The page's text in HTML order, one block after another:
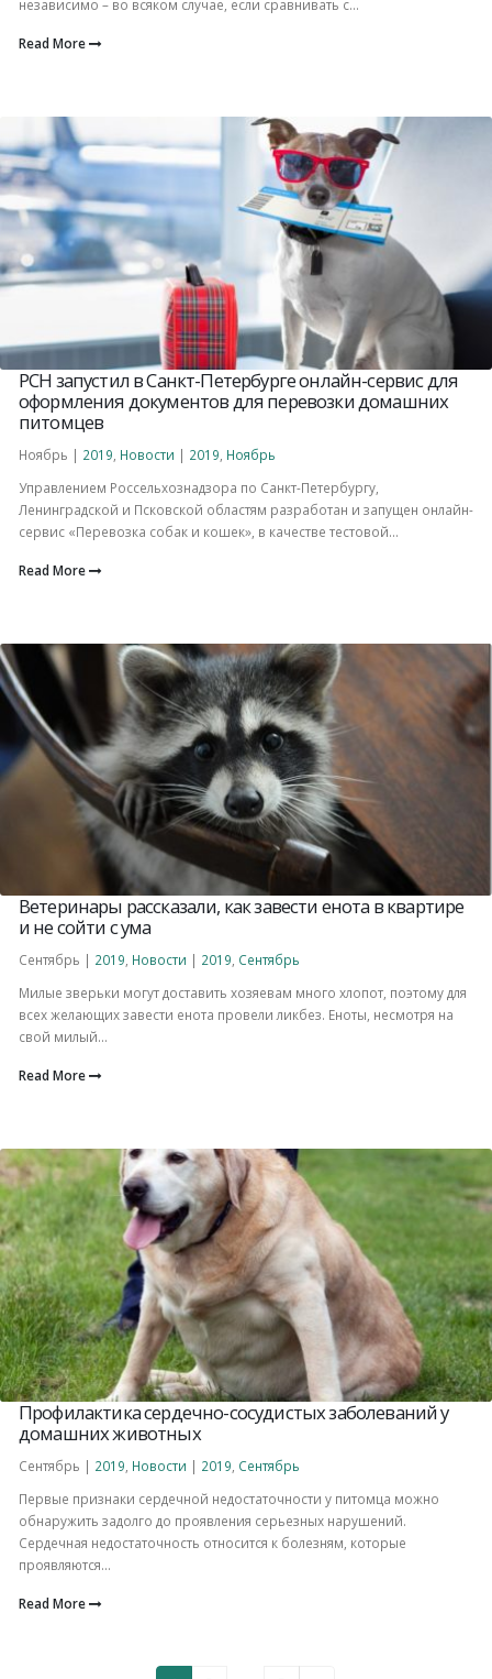
независимо – во всяком случае, если сравнивать с...
Read More
РСН запустил в Санкт-Петербурге онлайн-сервис для
оформления документов для перевозки домашних
питомцев
Ноябрь | 2019 Новости | 2019 Ноябрь
Управлением Россельхознадзора по Санкт-Петербургу,
Ленинградской и Псковской областям разработан и запущен онлайн-
сервис «Перевозка собак и кошек», в качестве тестовой...
Read More
Ветеринары рассказали, как завести енота в квартире
и не сойти с ума
Сентябрь | 2019, Новости | 2019, Сентябрь
Милые зверьки могут доставить хозяевам много хлопот, поэтому для
всех желающих завести енота провели ликбез. Еноты, несмотря на
свой милый...
Read More
Профилактика сердечно-сосудистых заболеваний у
домашних животных
Сентябрь | 2019, Новости | 2019, Сентябрь
Первые признаки сердечной недостаточности у питомца можно
обнаружить задолго до проявления серьезных нарушений.
Сердечная недостаточность относится к болезням, которые
проявляются...
Read More